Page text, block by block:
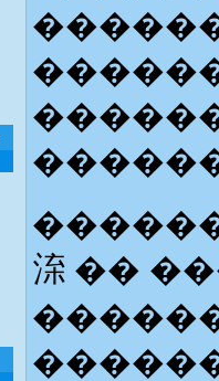
㳿 ��